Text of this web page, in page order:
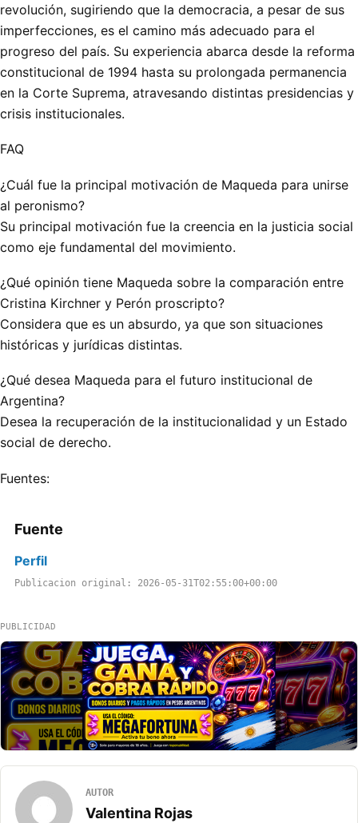
revolución, sugiriendo que la democracia, a pesar de sus
imperfecciones, es el camino más adecuado para el
progreso del país. Su experiencia abarca desde la reforma
constitucional de 1994 hasta su prolongada permanencia
en la Corte Suprema, atravesando distintas presidencias y
crisis institucionales.
FAQ
¿Cuál fue la principal motivación de Maqueda para unirse
al peronismo?
Su principal motivación fue la creencia en la justicia social
como eje fundamental del movimiento.
¿Qué opinión tiene Maqueda sobre la comparación entre
Cristina Kirchner y Perón proscripto?
Considera que es un absurdo, ya que son situaciones
históricas y jurídicas distintas.
¿Qué desea Maqueda para el futuro institucional de
Argentina?
Desea la recuperación de la institucionalidad y un Estado
social de derecho.
Fuentes:
Fuente
Perfil
Publicacion original: 2026-05-31T02:55:00+00:00
PUBLICIDAD
AUTOR
Valentina Rojas